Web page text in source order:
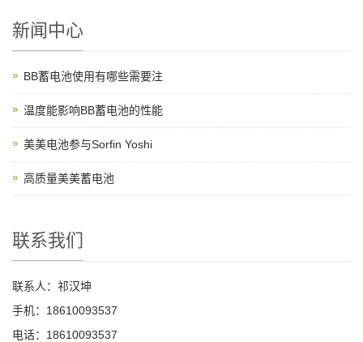
新闻中心
BB蓄电池使用有哪些需要注
温度能影响BB蓄电池的性能
美美电池参与Sorfin Yoshi
高质量美美蓄电池
联系我们
联系人：祁汉坤
手机：18610093537
电话：18610093537